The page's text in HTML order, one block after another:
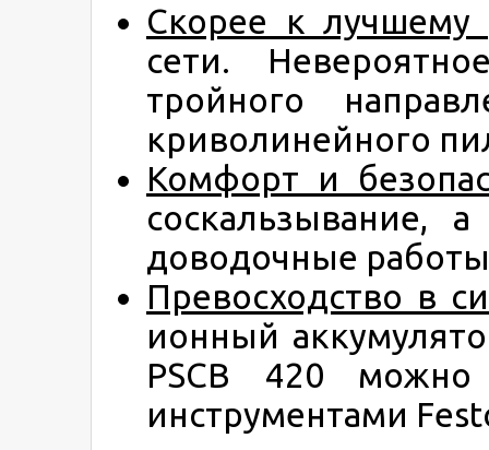
Скорее к лучшему
сети.
тройного
криволинейного
Комфорт и
соскальзывание,
доводочные
Превосходство в
ионный
PSCB 420 можно
инструментами